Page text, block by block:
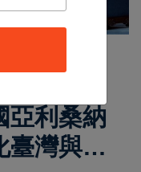
亞利桑納
灣與鳳